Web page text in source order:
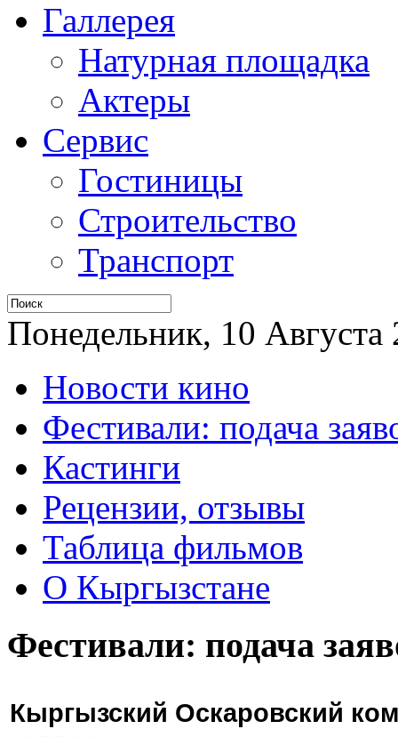
Галлерея
Натурная площадка
Актеры
Сервис
Гостиницы
Строительство
Транспорт
Понедельник, 10 Августа
Новости кино
Фестивали: подача
Кастинги
Рецензии, отзывы
Таблица фильмов
О Кыргызстане
Фестивали: подача
Кыргызский Оскаровский